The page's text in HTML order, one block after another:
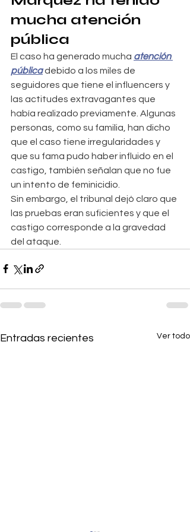
mucha atención
pública
El caso ha generado mucha atención
pública debido a los miles de
seguidores que tiene el influencers y
las actitudes extravagantes que
había realizado previamente. Algunas
personas, como su familia, han dicho
que el caso tiene irregularidades y
que su fama pudo haber influido en el
castigo, también señalan que no fue
un intento de feminicidio.
Sin embargo, el tribunal dejó claro que
las pruebas eran suficientes y que el
castigo corresponde a la gravedad
del ataque.
Entradas recientes Ver todo